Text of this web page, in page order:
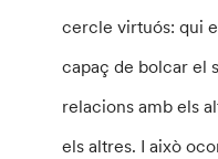
cercle virtuós: qui
capaç de bolcar el
relacions amb els
els altres. I això